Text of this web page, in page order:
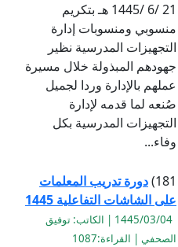
21 /6 /1445 هـ بتكريم
منسوبي ومنسوبات إدارة
التجهيزات المدرسية نظير
جهودهم المبذولة خلال مسيرة
عملهم بالإدارة وردا لجميل
صُنعه لما قدمه لإدارة
التجهيزات المدرسية بكل
وفاء...
181) دورة تدريب المعلمات
على الشاشات التفاعلية 1445
1445/03/04 | الكاتب: توفيق
الصحفي | القراءة:1087